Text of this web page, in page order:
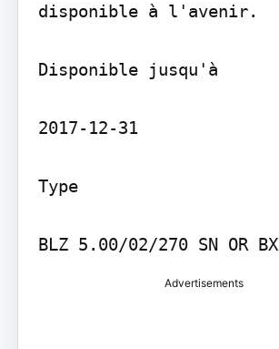
disponible à l'avenir.
Disponible jusqu'à
2017-12-31
Type
BLZ 5.00/02/270 SN OR BX
Advertisements